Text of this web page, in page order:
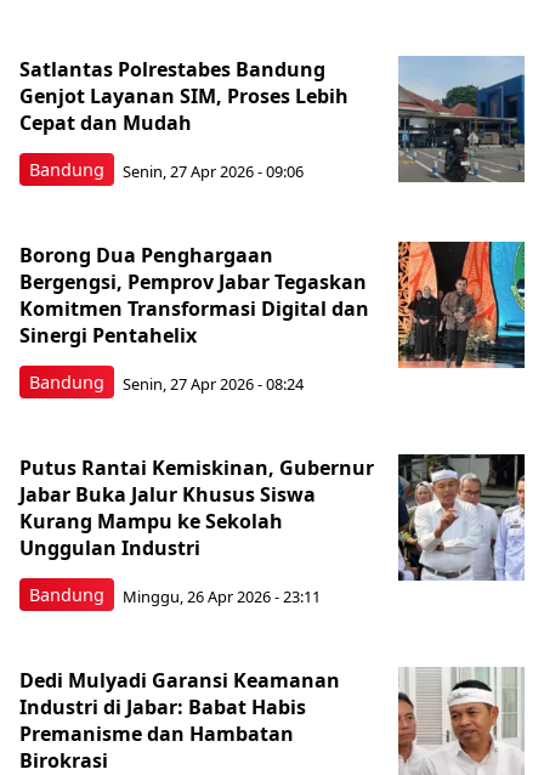
Bandung
Satlantas Polrestabes Bandung
Genjot Layanan SIM, Proses Lebih
Cepat dan Mudah
Senin, 27 Apr 2026 - 09:06
Bandung
Borong Dua Penghargaan
Bergengsi, Pemprov Jabar Tegaskan
Komitmen Transformasi Digital dan
Sinergi Pentahelix
Senin, 27 Apr 2026 - 08:24
Bandung
Putus Rantai Kemiskinan, Gubernur
Jabar Buka Jalur Khusus Siswa
Kurang Mampu ke Sekolah
Unggulan Industri
Minggu, 26 Apr 2026 - 23:11
Dedi Mulyadi Garansi Keamanan
Industri di Jabar: Babat Habis
Premanisme dan Hambatan
Birokrasi